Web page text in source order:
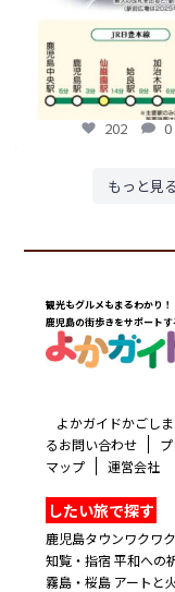
202 0
もっと見る
観光もグルメもまるわかり！
鹿児島の街歩きをサポート
よかガイドかごし
るお問い合わせ
マップ
運営会社
したい旅で探す
鹿児島タウンワクワ
知覧・指宿 平和への
霧島・桜島 アートと